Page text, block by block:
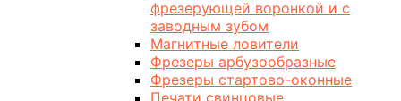
фрезерующей воронкой и с
заводным зубом
Магнитные ловители
Фрезеры арбузообразные
Фрезеры стартово-оконные